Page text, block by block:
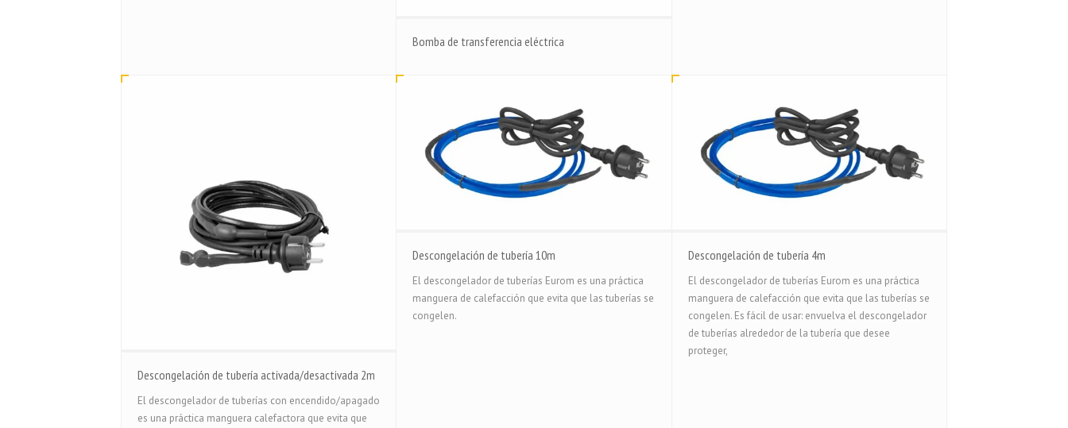
Bomba de transferencia eléctrica
Descongelación de tubería activada/desactivada 2m
El descongelador de tuberías con encendido/apagado
es una práctica manguera calefactora que evita que
Descongelación de tubería 10m
El descongelador de tuberías Eurom es una práctica
manguera de calefacción que evita que las tuberías se
congelen.
Descongelación de tubería 4m
El descongelador de tuberías Eurom es una práctica
manguera de calefacción que evita que las tuberías se
congelen. Es fácil de usar: envuelva el descongelador
de tuberías alrededor de la tubería que desee
proteger,